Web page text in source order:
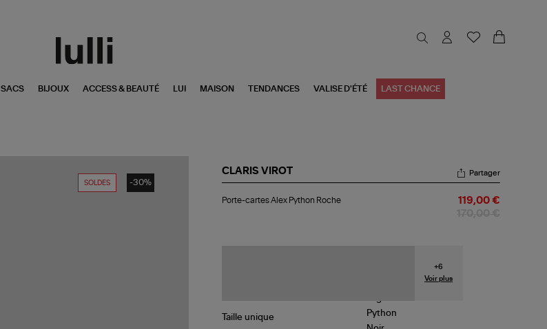
SACS BIJOUX ACCESS & BEAUTÉ LUI MAISON TENDANCES VALISE D'ÉTÉ LAST CHANCE
SOLDES -30%
CLARIS VIROT
cartes
Partager
Porte-cartes Alex Python Roche 119,00 €
+6
Voir plus
Taille unique